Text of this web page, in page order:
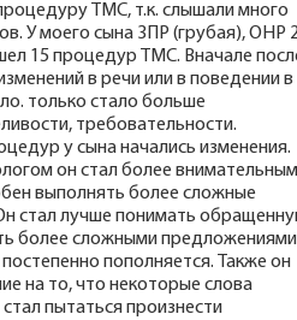
ТМС, т.к. слышали много
У моего сына ЗПР (грубая), ОНР
15 процедур ТМС. Вначале
в речи или в поведении в
только стало больше
требовательности.
у сына начались изменения.
он стал более
выполнять более сложные
стал лучше понимать
более сложными
пополняется. Также он
на то, что некоторые слова
пытаться произнести